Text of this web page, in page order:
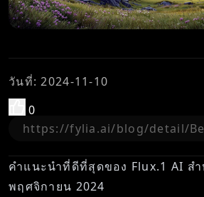
วันที่:2024-11-10
0
คำแนะนำที่ดีที่สุดของ Flux.1 AI ส
พฤศจิกายน 2024